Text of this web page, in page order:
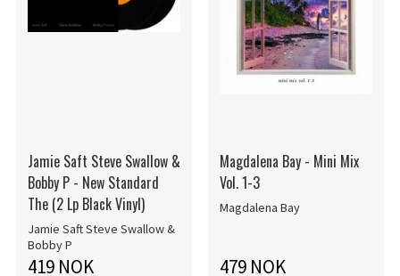
Jamie Saft Steve Swallow &
Bobby P - New Standard
The (2 Lp Black Vinyl)
Jamie Saft Steve Swallow &
Bobby P
419 NOK
Magdalena Bay - Mini Mix
Vol. 1-3
Magdalena Bay
479 NOK